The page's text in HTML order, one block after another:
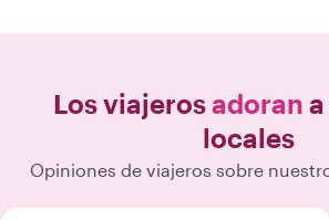
Los viajerosadoran
locales
Opiniones de viajeros sobre